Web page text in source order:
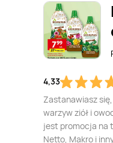
4,33
Zastanawiasz
warzyw ziół i
jest promocja na
Netto, Makro i